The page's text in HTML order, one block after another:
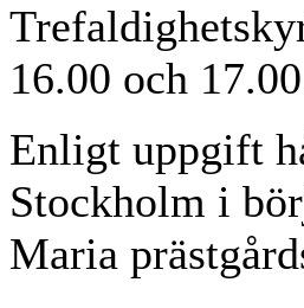
16.00 och
Enligt uppgift
Stockholm i
Maria